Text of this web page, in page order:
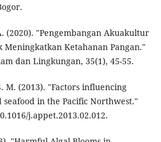
(2020). "Pengembangan Akuakultur
Ketahanan Pangan."
dan Lingkungan, 35(1), 45-55.
M. (2013). "Factors influencing
in the Pacific Northwest."
j.appet.2013.02.012.